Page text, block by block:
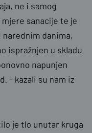
ne i samog
sanacije te je
danima,
ispražnjen u skladu
napunjen
- kazali su nam iz
je tlo unutar kruga